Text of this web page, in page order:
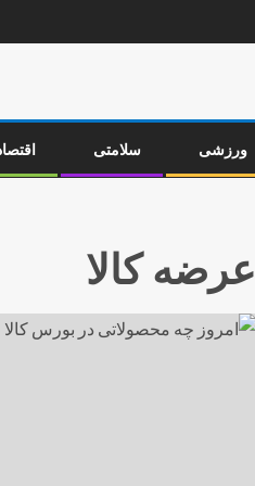
ورزشی سلامتی
عرضه کالا